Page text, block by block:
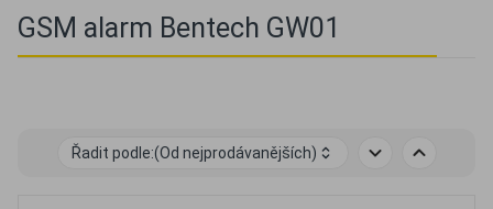
GSM alarm Bentech GW01
Řadit podle:(Od nejprodávanějších)